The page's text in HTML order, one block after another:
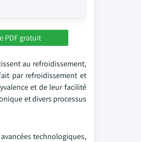
PDF gratuit
au refroidissement,
par refroidissement et
et de leur facilité
et divers processus
technologiques,